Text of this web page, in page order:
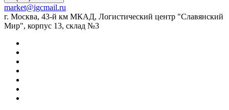
market@igcmail.ru
г. Москва, 43-й км МКАД, Логистический центр "Славянский
Мир", корпус 13, склад №3